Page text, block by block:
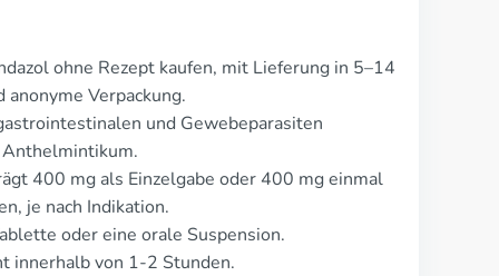
ohne Rezept kaufen, mit Lieferung in 5–14
Verpackung.
und Gewebeparasiten
400 mg als Einzelgabe oder 400 mg einmal
je nach Indikation.
oder eine orale Suspension.
innerhalb von 1-2 Stunden.